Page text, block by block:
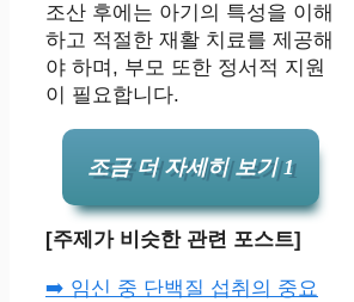
조산 후에는 아기의 특성을 이해
하고 적절한 재활 치료를 제공해
야 하며, 부모 또한 정서적 지원
이 필요합니다.
조금 더 자세히 보기 1
[주제가 비슷한 관련 포스트]
➡️ 임신 중 단백질 섭취의 중요